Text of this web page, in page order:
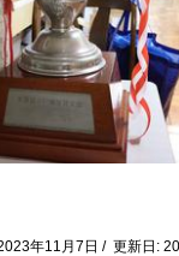
年11月7日 / 更新日: